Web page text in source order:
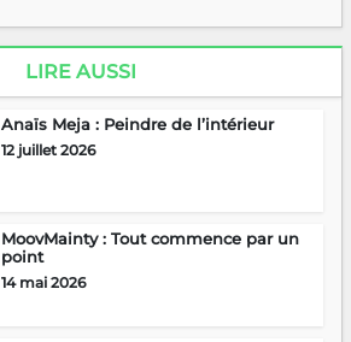
LIRE AUSSI
Anaïs Meja : Peindre de l’intérieur
12 juillet 2026
MoovMainty : Tout commence par un
point
14 mai 2026